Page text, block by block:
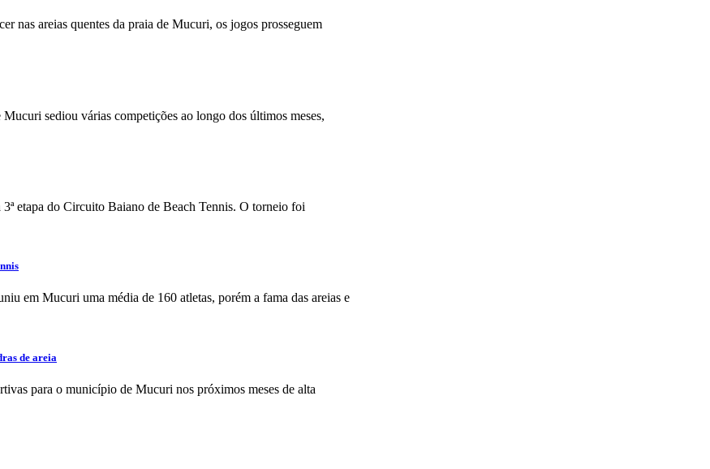
nas areias quentes da praia de Mucuri, os jogos prosseguem
sediou várias competições ao longo dos últimos meses,
etapa do Circuito Baiano de Beach Tennis. O torneio foi
em Mucuri uma média de 160 atletas, porém a fama das areias e
de areia
para o município de Mucuri nos próximos meses de alta